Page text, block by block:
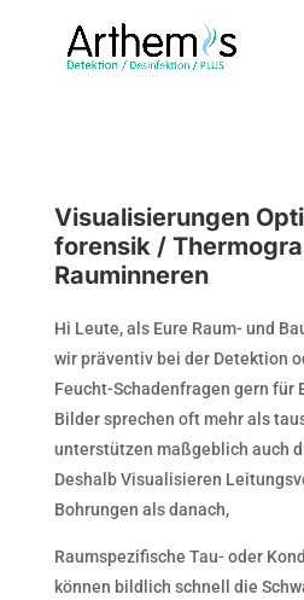
Visualisierungen
forensik /
Rauminneren
Hi Leute, als Eure Raum- und
wir präventiv bei der Detektion
Feucht-Schadenfragen gern für
Bilder sprechen oft mehr als
unterstützen maßgeblich auch
Deshalb Visualisieren
Bohrungen als danach,
Raumspezifische Tau- oder
können bildlich schnell die